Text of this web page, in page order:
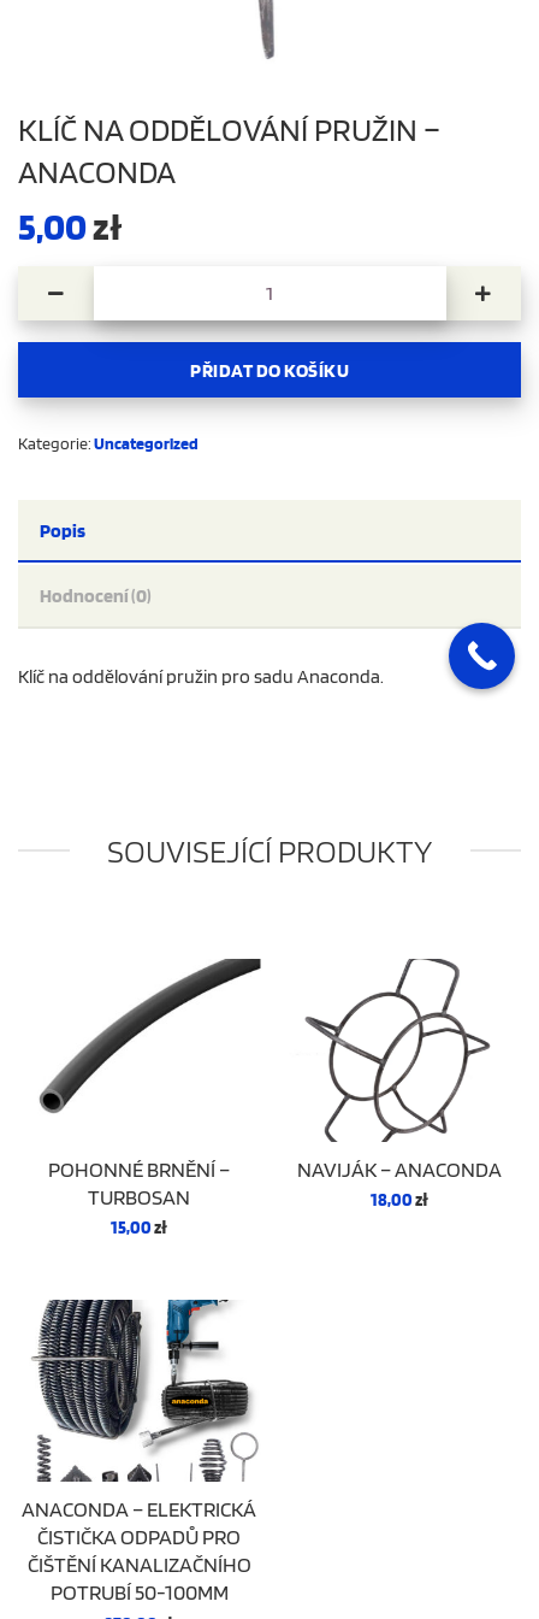
KLÍČ NA ODDĚLOVÁNÍ PRUŽIN –
ANACONDA
5,00zł
Klíč na oddělování pružin – Anaconda množství
PŘIDAT DO KOŠÍKU
Kategorie:Uncategorized
Popis
Hodnocení (0)
Klíč na oddělování pružin pro sadu Anaconda.
SOUVISEJÍCÍ PRODUKTY
POHONNÉ BRNĚNÍ –
TURBOSAN
15,00zł
NAVIJÁK – ANACONDA
18,00zł
ANACONDA – ELEKTRICKÁ
ČISTIČKA ODPADŮ PRO
ČIŠTĚNÍ KANALIZAČNÍHO
POTRUBÍ 50-100MM